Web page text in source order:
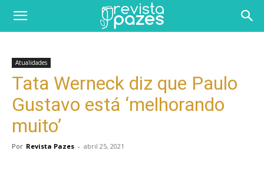
Atualidades
Tata Werneck diz que Paulo
Gustavo está ‘melhorando
muito’
Por Revista Pazes - abril 25, 2021